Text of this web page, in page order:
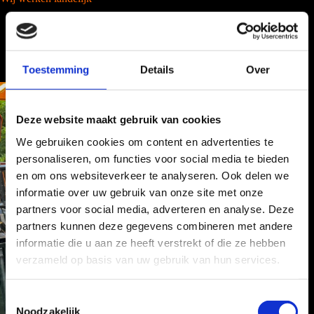
Toestemming Details Over
Deze website maakt gebruik van cookies
We gebruiken cookies om content en advertenties te
personaliseren, om functies voor social media te bieden
en om ons websiteverkeer te analyseren. Ook delen we
informatie over uw gebruik van onze site met onze
partners voor social media, adverteren en analyse. Deze
partners kunnen deze gegevens combineren met andere
informatie die u aan ze heeft verstrekt of die ze hebben
verzameld op basis van uw gebruik van hun services.
T
Noodzakelijk